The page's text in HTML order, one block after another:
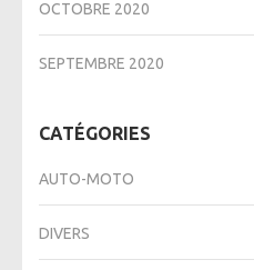
OCTOBRE 2020
SEPTEMBRE 2020
CATÉGORIES
AUTO-MOTO
DIVERS